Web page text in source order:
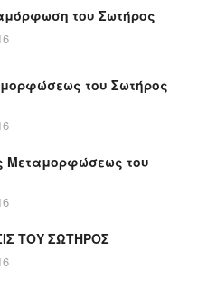
του Σωτήρος
του Σωτήρος
Μεταμορφώσεως του
ΤΟΥ ΣΩΤΗΡΟΣ